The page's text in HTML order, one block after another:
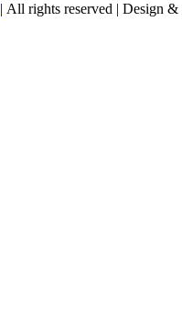
| All rights reserved | Design &